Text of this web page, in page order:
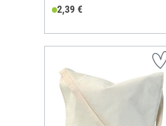
2,39 €